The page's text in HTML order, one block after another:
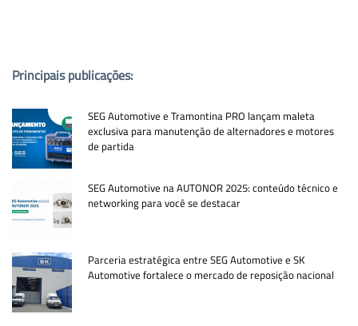
Principais publicações:
SEG Automotive e Tramontina PRO lançam maleta
exclusiva para manutenção de alternadores e motores
de partida
SEG Automotive na AUTONOR 2025: conteúdo técnico e
networking para você se destacar
Parceria estratégica entre SEG Automotive e SK
Automotive fortalece o mercado de reposição nacional